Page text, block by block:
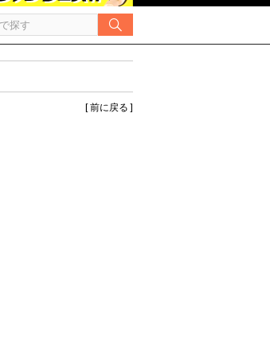
[ 前に戻る ]